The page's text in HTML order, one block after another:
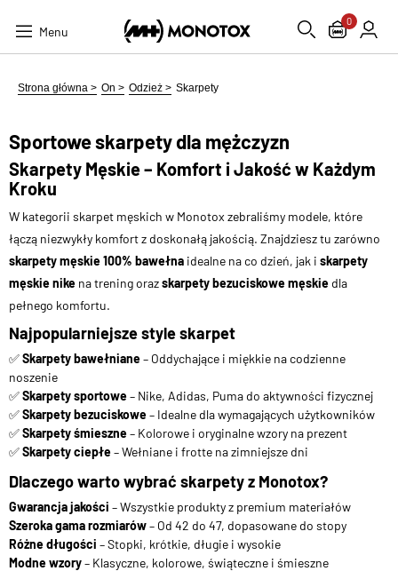
Menu
0
Strona główna > On > Odzież > Skarpety
Sportowe skarpety dla mężczyzn
Skarpety Męskie – Komfort i Jakość w Każdym
Kroku
W kategorii skarpet męskich w Monotox zebraliśmy modele, które
łączą niezwykły komfort z doskonałą jakością. Znajdziesz tu zarówno
skarpety męskie 100% bawełna idealne na co dzień, jak i skarpety
męskie nike na trening orazskarpety bezuciskowe męskie dla
pełnego komfortu.
Najpopularniejsze style skarpet
✅Skarpety bawełniane– Oddychające i miękkie na codzienne
noszenie
✅Skarpety sportowe– Nike, Adidas, Puma do aktywności fizycznej
✅Skarpety bezuciskowe– Idealne dla wymagających użytkowników
✅Skarpety śmieszne– Kolorowe i oryginalne wzory na prezent
✅Skarpety ciepłe– Wełniane i frotte na zimniejsze dni
Dlaczego warto wybrać skarpety z Monotox?
Gwarancja jakości – Wszystkie produkty z premium materiałów
Szeroka gama rozmiarów– Od 42 do 47, dopasowane do stopy
Różne długości – Stopki, krótkie, długie i wysokie
Modne wzory– Klasyczne, kolorowe, świąteczne i śmieszne